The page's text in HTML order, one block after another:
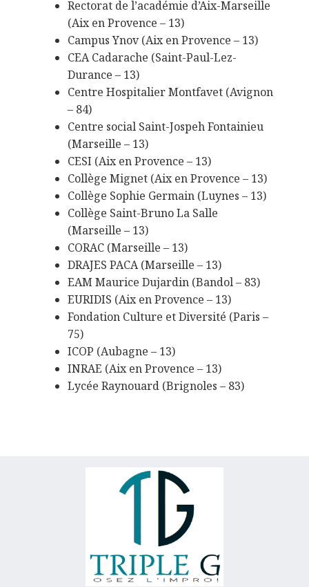
Rectorat de l’académie d’Aix-Marseille
(Aix en Provence – 13)
Campus Ynov (Aix en Provence – 13)
CEA Cadarache (Saint-Paul-Lez-
Durance – 13)
Centre Hospitalier Montfavet (Avignon
– 84)
Centre social Saint-Jospeh Fontainieu
(Marseille – 13)
CESI (Aix en Provence – 13)
Collège Mignet (Aix en Provence – 13)
Collège Sophie Germain (Luynes – 13)
Collège Saint-Bruno La Salle
(Marseille – 13)
CORAC (Marseille – 13)
DRAJES PACA (Marseille – 13)
EAM Maurice Dujardin (Bandol – 83)
EURIDIS (Aix en Provence – 13)
Fondation Culture et Diversité (Paris –
75)
ICOP (Aubagne – 13)
INRAE (Aix en Provence – 13)
Lycée Raynouard (Brignoles – 83)